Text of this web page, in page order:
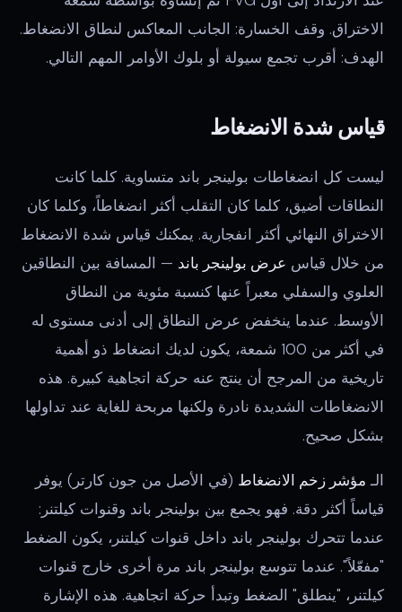
الاختراق. وقف الخسارة: الجانب المعاكس لنطاق الانضغاط.
الهدف: أقرب تجمع سيولة أو بلوك الأوامر المهم التالي.
قياس شدة الانضغاط
ليست كل انضغاطات بولينجر باند متساوية. كلما كانت
النطاقات أضيق، كلما كان التقلب أكثر انضغاطاً، وكلما كان
الاختراق النهائي أكثر انفجارية. يمكنك قياس شدة الانضغاط
من خلال قياس عرض بولينجر باند — المسافة بين النطاقين
العلوي والسفلي معبراً عنها كنسبة مئوية من النطاق
الأوسط. عندما ينخفض عرض النطاق إلى أدنى مستوى له
في أكثر من 100 شمعة، يكون لديك انضغاط ذو أهمية
تاريخية من المرجح أن ينتج عنه حركة اتجاهية كبيرة. هذه
الانضغاطات الشديدة نادرة ولكنها مربحة للغاية عند تداولها
بشكل صحيح.
الـ مؤشر زخم الانضغاط (في الأصل من جون كارتر) يوفر
قياساً أكثر دقة. فهو يجمع بين بولينجر باند وقنوات كيلتنر:
عندما تتحرك بولينجر باند داخل قنوات كيلتنر، يكون الضغط
"مفعّلاً". عندما تتوسع بولينجر باند مرة أخرى خارج قنوات
كيلتنر، "ينطلق" الضغط وتبدأ حركة اتجاهية. هذه الإشارة